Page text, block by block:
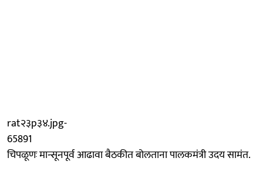
rat२३p३४.jpg-
65891
चिपळूणः मान्सूनपूर्व आढावा बैठकीत बोलताना पालकमंत्री उदय सामंत.